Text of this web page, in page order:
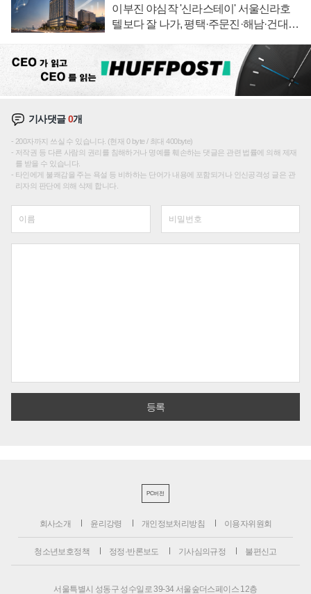
이부진 야심작 '신라스테이' 서울신라호
텔보다 잘 나가, 평택·주문진·해남·건대로
기사댓글0개
200자까지 쓰실 수 있습니다. (현재 0 byte / 최대 400byte)
저작권 등 다른 사람의 권리를 침해하거나 명예를 훼손하는 댓글은 관련 법률에 의해 제재
를 받을 수 있습니다.
타인에게 불쾌감을 주는 욕설 등 비하하는 단어가 내용에 포함되거나 인신공격성 글은 관
리자의 판단에 의해 삭제 합니다.
PC버전
회사소개 윤리강령 개인정보처리방침 이용자위원회
청소년보호정책 정정·반론보도 기사심의규정 불편신고
서울특별시 성동구 성수일로 39-34 서울숲더스페이스 12층